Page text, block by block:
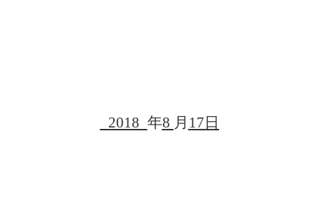
2018 年8 月 17日